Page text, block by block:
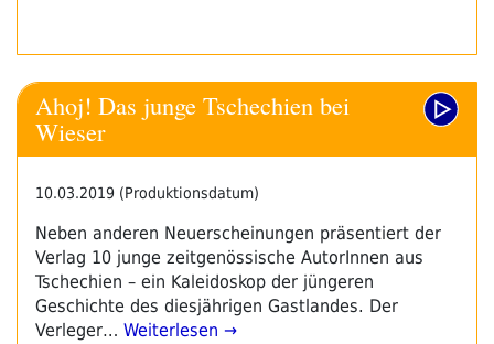
Ahoj! Das junge Tschechien bei
Wieser
10.03.2019 (Produktionsdatum)
Neben anderen Neuerscheinungen präsentiert der
Verlag 10 junge zeitgenössische AutorInnen aus
Tschechien – ein Kaleidoskop der jüngeren
Geschichte des diesjährigen Gastlandes. Der
Verleger… Weiterlesen →